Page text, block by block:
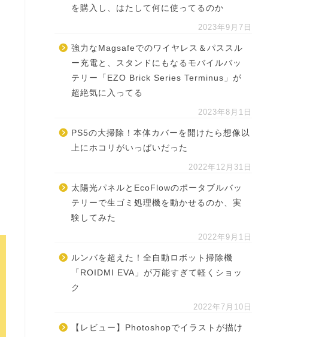
を購入し、はたして何に使ってるのか
2023年9月7日
強力なMagsafeでのワイヤレス＆パススル
ー充電と、スタンドにもなるモバイルバッ
テリー「EZO Brick Series Terminus」が
超絶気に入ってる
2023年8月1日
PS5の大掃除！本体カバーを開けたら想像以
上にホコリがいっぱいだった
2022年12月31日
太陽光パネルとEcoFlowのポータブルバッ
テリーで生ゴミ処理機を動かせるのか、実
験してみた
2022年9月1日
ルンバを超えた！全自動ロボット掃除機
「ROIDMI EVA」が万能すぎて軽くショッ
ク
2022年7月10日
【レビュー】Photoshopでイラストが描け